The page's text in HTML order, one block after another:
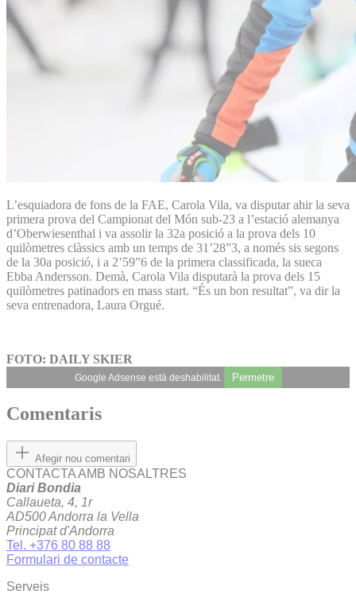
L’esquiadora de fons de la FAE, Carola Vila, va disputar ahir la seva
primera prova del Campionat del Món sub-23 a l’estació alemanya
d’Oberwiesenthal i va assolir la 32a posició a la prova dels 10
quilòmetres clàssics amb un temps de 31’28”3, a només sis segons
de la 30a posició, i a 2’59”6 de la primera classificada, la sueca
Ebba Andersson. Demà, Carola Vila disputarà la prova dels 15
quilòmetres patinadors en mass start. “És un bon resultat”, va dir la
seva entrenadora, Laura Orgué.
FOTO: DAILY SKIER
Google Adsense està deshabilitat. Permetre
Comentaris
Afegir nou comentari
CONTACTA AMB NOSALTRES
Diari Bondia
Callaueta, 4, 1r
AD500 Andorra la Vella
Principat d'Andorra
Tel. +376 80 88 88
Formulari de contacte
Serveis